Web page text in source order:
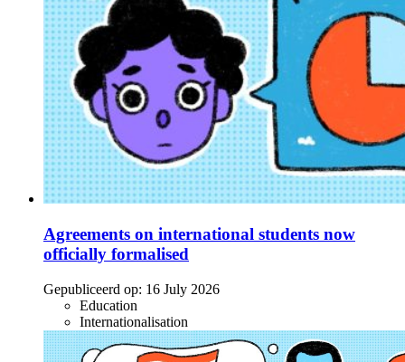
Agreements on international students now
officially formalised
Gepubliceerd op: 16 July 2026
Education
Internationalisation